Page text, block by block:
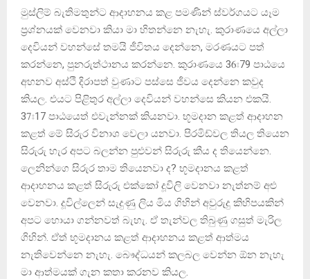
මුස්ලිම් බැතිමතුන්ට ආදාහනය කළ පමණින් ස්වර්ගයට යෑම
ප්‍රශ්නයක් වෙනවා කියා මා හිතන්නෙ නැහැ. කුරාණයෙ අල්ලා
දෙවියන් වහන්සේ තමයි ජීවිතය දෙන්නෙ, මරණයට පත්
කරන්නෙ, පුනරුත්ථානය කරන්නෙ. කුරාණයෙ 36ඃ79 පාඨයෙ
අහනව අස්ථි දිරාපත් වුණාට පස්සෙ ජීවය දෙන්නෙ කවුද
කියල. එයට පිළිතුර අල්ලා දෙවියන් වහන්සෙ කියන එකයි.
37ඃ17 පාඨයෙත් එවැන්නක් කියනවා. භූමදාන කළත් ආදාහන
කළත් මේ සිරුර විනාශ වෙලා යනවා. පිරමිඩ්වල තියල තියෙන
සිරුරු හැර අපට බලන්න පුළුවන් සිරුරු කීය ද තියෙන්නෙ.
ලෙනින්ගෙ සිරුර තාම තියෙනවා ද? භූමදානය කළත්
ආදාහනය කළත් සිරුරු එක්කෝ දූවිලි වෙනවා නැත්නම් අළු
වෙනවා. දූවිල්ලෙන් සැදුණු ලිය මිය ගිහින් අවුරුදු කිහිපයකින්
අපට හොයා ගන්නවත් බැහැ. ඒ තැන්වල තිබුණු ගසුත් මැරිල
ගිහින්. ඒත් භූමදානය කළත් ආදාහනය කළත් ආත්මය
නැතිවෙන්නෙ නැහැ. බෞද්ධයන් කලබල වෙන්න ඕන නැහැ
මා ආත්මයක් ගැන කතා කරනව කියල.